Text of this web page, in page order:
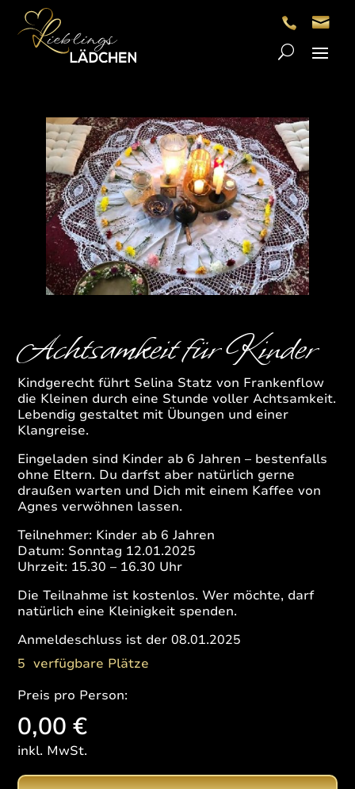
Achtsamkeit für Kinder
Kindgerecht führt Selina Statz von Frankenflow
die Kleinen durch eine Stunde voller Achtsamkeit.
Lebendig gestaltet mit Übungen und einer
Klangreise.
Eingeladen sind Kinder ab 6 Jahren – bestenfalls
ohne Eltern. Du darfst aber natürlich gerne
draußen warten und Dich mit einem Kaffee von
Agnes verwöhnen lassen.
Teilnehmer: Kinder ab 6 Jahren
Datum: Sonntag 12.01.2025
Uhrzeit: 15.30 – 16.30 Uhr
Die Teilnahme ist kostenlos. Wer möchte, darf
natürlich eine Kleinigkeit spenden.
Anmeldeschluss ist der 08.01.2025
5 verfügbare Plätze
Preis pro Person:
0,00 €
inkl. MwSt.